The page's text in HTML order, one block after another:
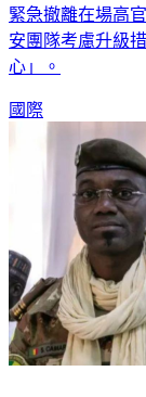
緊急撤離在場高
安團隊考慮升級
心」。
國際